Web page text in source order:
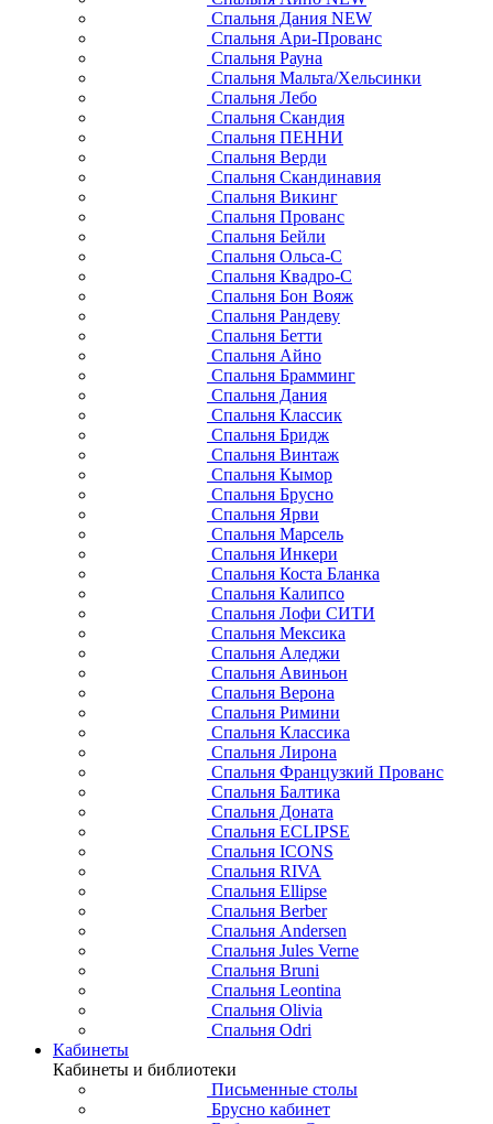
Спальня Дания NEW
Спальня Ари-Прованс
Спальня Рауна
Спальня Мальта/Хельсинки
Спальня Лебо
Спальня Скандия
Спальня ПЕННИ
Спальня Верди
Спальня Скандинавия
Спальня Викинг
Спальня Прованс
Спальня Бейли
Спальня Ольса-С
Спальня Квадро-С
Спальня Бон Вояж
Спальня Рандеву
Спальня Бетти
Спальня Айно
Спальня Брамминг
Спальня Дания
Спальня Классик
Спальня Бридж
Спальня Винтаж
Спальня Кымор
Спальня Брусно
Спальня Ярви
Спальня Марсель
Спальня Инкери
Спальня Коста Бланка
Спальня Калипсо
Спальня Лофи СИТИ
Спальня Мексика
Спальня Аледжи
Спальня Авиньон
Спальня Верона
Спальня Римини
Спальня Классика
Спальня Лирона
Спальня Французкий Прованс
Спальня Балтика
Спальня Доната
Спальня ECLIPSE
Спальня ICONS
Спальня RIVA
Спальня Ellipse
Спальня Berber
Спальня Andersen
Спальня Jules Verne
Спальня Bruni
Спальня Leontina
Спальня Olivia
Спальня Odri
Кабинеты
Кабинеты и библиотеки
Письменные столы
Брусно кабинет